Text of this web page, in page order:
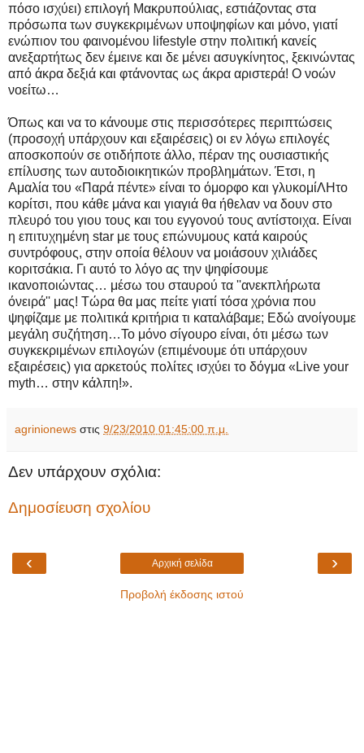
πόσο ισχύει) επιλογή Μακρυπούλιας, εστιάζοντας στα
πρόσωπα των συγκεκριμένων υποψηφίων και μόνο, γιατί
ενώπιον του φαινομένου lifestyle στην πολιτική κανείς
ανεξαρτήτως δεν έμεινε και δε μένει ασυγκίνητος, ξεκινώντας
από άκρα δεξιά και φτάνοντας ως άκρα αριστερά! Ο νοών
νοείτω…
Όπως και να το κάνουμε στις περισσότερες περιπτώσεις
(προσοχή υπάρχουν και εξαιρέσεις) οι εν λόγω επιλογές
αποσκοπούν σε οτιδήποτε άλλο, πέραν της ουσιαστικής
επίλυσης των αυτοδιοικητικών προβλημάτων. Έτσι, η
Αμαλία του «Παρά πέντε» είναι το όμορφο και γλυκομίΛΗτο
κορίτσι, που κάθε μάνα και γιαγιά θα ήθελαν να δουν στο
πλευρό του γιου τους και του εγγονού τους αντίστοιχα. Είναι
η επιτυχημένη star με τους επώνυμους κατά καιρούς
συντρόφους, στην οποία θέλουν να μοιάσουν χιλιάδες
κοριτσάκια. Γι αυτό το λόγο ας την ψηφίσουμε
ικανοποιώντας… μέσω του σταυρού τα ''ανεκπλήρωτα
όνειρά'' μας! Τώρα θα μας πείτε γιατί τόσα χρόνια που
ψηφίζαμε με πολιτικά κριτήρια τι καταλάβαμε; Eδώ ανοίγουμε
μεγάλη συζήτηση…Το μόνο σίγουρο είναι, ότι μέσω των
συγκεκριμένων επιλογών (επιμένουμε ότι υπάρχουν
εξαιρέσεις) για αρκετούς πολίτες ισχύει το δόγμα «Live your
myth… στην κάλπη!».
agrinionews στις 9/23/2010 01:45:00 π.μ.
Δεν υπάρχουν σχόλια:
Δημοσίευση σχολίου
‹ ›
Αρχική σελίδα
Προβολή έκδοσης ιστού